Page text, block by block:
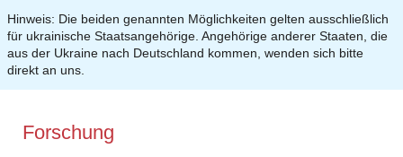
Hinweis: Die beiden genannten Möglichkeiten gelten ausschließlich
für ukrainische Staatsangehörige. Angehörige anderer Staaten, die
aus der Ukraine nach Deutschland kommen, wenden sich bitte
direkt an uns.
Forschung